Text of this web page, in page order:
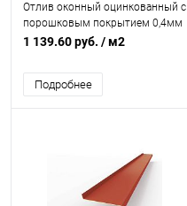
Отлив оконный оцинкованный c
порошковым покрытием 0,4мм
RAL 5001
1 139.60 руб. / м2
Подробнее